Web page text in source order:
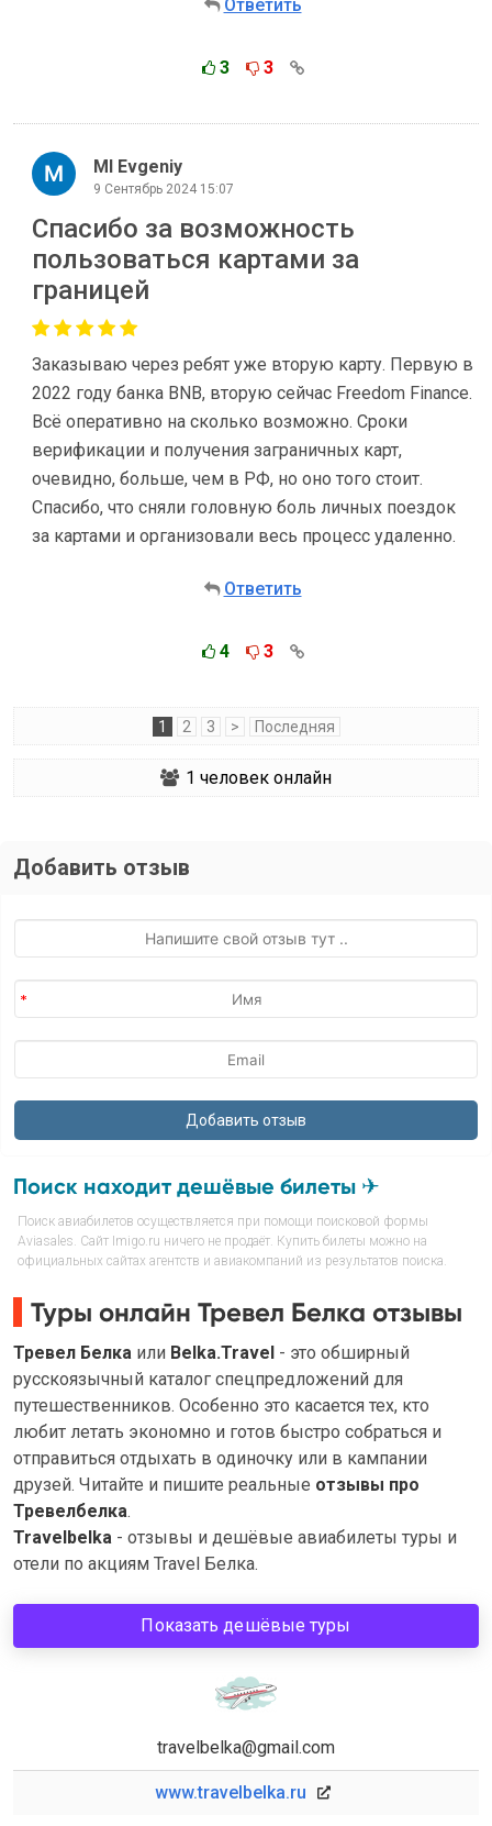
Ответить
3 3
Ml Evgeniy
9 Сентябрь 2024 15:07
Спасибо за возможность
пользоваться картами за
границей
Заказываю через ребят уже вторую карту. Первую в
2022 году банка BNB, вторую сейчас Freedom Finance.
Всё оперативно на сколько возможно. Сроки
верификации и получения заграничных карт,
очевидно, больше, чем в РФ, но оно того стоит.
Спасибо, что сняли головную боль личных поездок
за картами и организовали весь процесс удаленно.
Ответить
4 3
1 2 3 > Последняя
1 человек онлайн
Добавить отзыв
Поиск находит дешёвые билеты ✈
Поиск авиабилетов осуществляется при помощи поисковой формы
Aviasales. Сайт Imigo.ru ничего не продаёт. Купить билеты можно на
официальных сайтах агентств и авиакомпаний из результатов поиска.
Туры онлайн Тревел Белка отзывы
Тревел Белка или Belka.Travel - это обширный
русскоязычный каталог спецпредложений для
путешественников. Особенно это касается тех, кто
любит летать экономно и готов быстро собраться и
отправиться отдыхать в одиночку или в кампании
друзей. Читайте и пишите реальные отзывы про
Тревелбелка.
Travelbelka - отзывы и дешёвые авиабилеты туры и
отели по акциям Travel Белка.
Показать дешёвые туры
travelbelka@gmail.com
www.travelbelka.ru